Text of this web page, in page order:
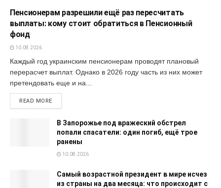
Пенсионерам разрешили ещё раз пересчитать
выплаты: кому стоит обратиться в Пенсионный
фонд
10.08.2026
Каждый год украинским пенсионерам проводят плановый
перерасчет выплат. Однако в 2026 году часть из них может
претендовать еще и на...
READ MORE
В Запорожье под вражеский обстрел
попали спасатели: один погиб, ещё трое
ранены
10.08.2026
Самый возрастной президент в мире исчез
из страны на два месяца: что происходит с